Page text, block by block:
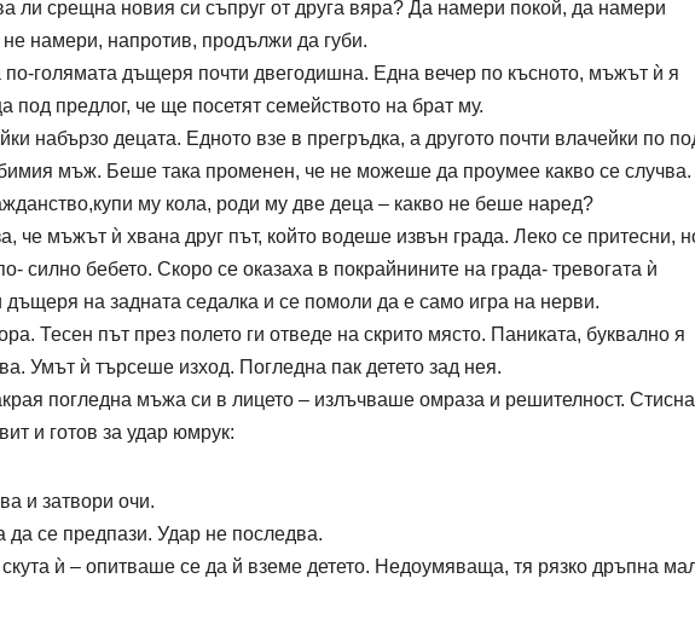
ли срещна новия си съпруг от друга вяра? Да намери покой, да намери
намери, напротив, продължи да губи.
голямата дъщеря почти двегодишна. Една вечер по късното, мъжът ѝ я
под предлог, че ще посетят семейството на брат му.
набързо децата. Едното взе в прегръдка, а другото почти влачейки по
мъж. Беше така променен, че не можеше да проумее какво се случва.
му кола, роди му две деца – какво не беше наред?
че мъжът ѝ хвана друг път, който водеше извън града. Леко се притесни,
силно бебето. Скоро се оказаха в покрайнините на града- тревогата ѝ
на задната седалка и се помоли да е само игра на нерви.
Тесен път през полето ги отведе на скрито място. Паниката, буквално я
Умът ѝ търсеше изход. Погледна пак детето зад нея.
погледна мъжа си в лицето – излъчваше омраза и решителност.
и готов за удар юмрук:
и затвори очи.
да се предпази. Удар не последва.
ѝ – опитваше се да й вземе детето. Недоумяваща, тя рязко дръпна